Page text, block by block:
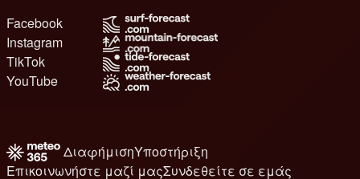
Facebook
Instagram
TikTok
YouTube
ΔιαφήμισηΥποστήριξη
Επικοινωνήστε μαζί μαςΣυνδεθείτε σε εμάς